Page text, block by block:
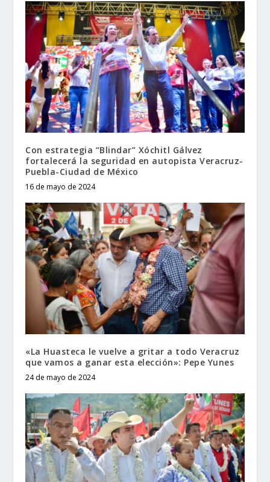
Con estrategia “Blindar” Xóchitl Gálvez
fortalecerá la seguridad en autopista Veracruz-
Puebla-Ciudad de México
16 de mayo de 2024
«La Huasteca le vuelve a gritar a todo Veracruz
que vamos a ganar esta elección»: Pepe Yunes
24 de mayo de 2024